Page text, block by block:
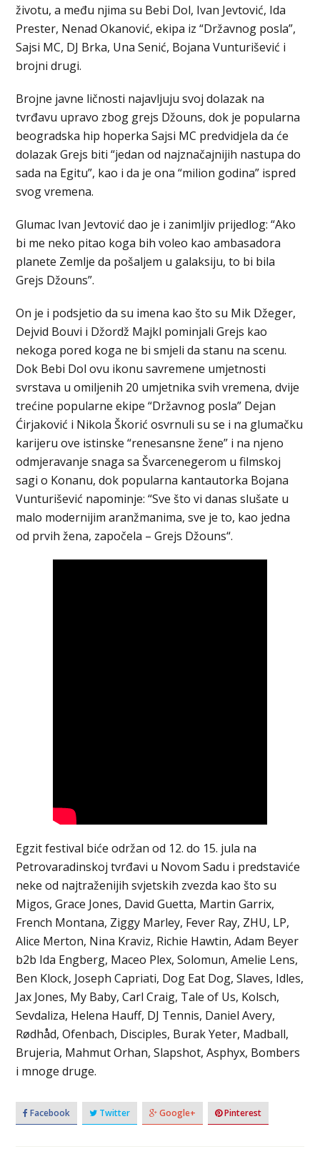
životu, a među njima su Bebi Dol, Ivan Jevtović, Ida
Prester, Nenad Okanović, ekipa iz “Državnog posla”,
Sajsi MC, DJ Brka, Una Senić, Bojana Vunturišević i
brojni drugi.
Brojne javne ličnosti najavljuju svoj dolazak na
tvrđavu upravo zbog grejs Džouns, dok je popularna
beogradska hip hoperka Sajsi MC predvidjela da će
dolazak Grejs biti “jedan od najznačajnijih nastupa do
sada na Egitu”, kao i da je ona “milion godina” ispred
svog vremena.
Glumac Ivan Jevtović dao je i zanimljiv prijedlog: “Ako
bi me neko pitao koga bih voleo kao ambasadora
planete Zemlje da pošaljem u galaksiju, to bi bila
Grejs Džouns”.
On je i podsjetio da su imena kao što su Mik Džeger,
Dejvid Bouvi i Džordž Majkl pominjali Grejs kao
nekoga pored koga ne bi smjeli da stanu na scenu.
Dok Bebi Dol ovu ikonu savremene umjetnosti
svrstava u omiljenih 20 umjetnika svih vremena, dvije
trećine popularne ekipe “Državnog posla” Dejan
Ćirjaković i Nikola Škorić osvrnuli su se i na glumačku
karijeru ove istinske “renesansne žene” i na njeno
odmjeravanje snaga sa Švarcenegerom u filmskoj
sagi o Konanu, dok popularna kantautorka Bojana
Vunturišević napominje: “Sve što vi danas slušate u
malo modernijim aranžmanima, sve je to, kao jedna
od prvih žena, započela – Grejs Džouns“.
Egzit festival biće održan od 12. do 15. jula na
Petrovaradinskoj tvrđavi u Novom Sadu i predstaviće
neke od najtraženijih svjetskih zvezda kao što su
Migos, Grace Jones, David Guetta, Martin Garrix,
French Montana, Ziggy Marley, Fever Ray, ZHU, LP,
Alice Merton, Nina Kraviz, Richie Hawtin, Adam Beyer
b2b Ida Engberg, Maceo Plex, Solomun, Amelie Lens,
Ben Klock, Joseph Capriati, Dog Eat Dog, Slaves, Idles,
Jax Jones, My Baby, Carl Craig, Tale of Us, Kolsch,
Sevdaliza, Helena Hauff, DJ Tennis, Daniel Avery,
Rødhåd, Ofenbach, Disciples, Burak Yeter, Madball,
Brujeria, Mahmut Orhan, Slapshot, Asphyx, Bombers
i mnoge druge.
Facebook Twitter Google+ Pinterest